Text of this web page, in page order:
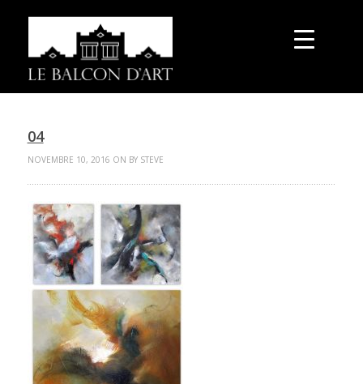
04
NOVEMBRE 10, 2016 ON BY STEVE